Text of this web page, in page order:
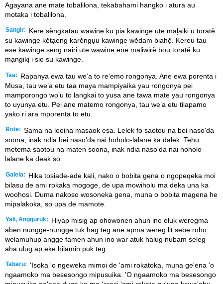
Agayana ane mate tobalilona, tekabahami hangko i atura au
motaka i tobalilona.
Sangir:
Kere sěngkatau wawine kụ piạ kawinge ute mạl᷊aikị u toratẹ̌
su kawinge kětạeng karěngụu kawinge wědam biahẹ̌. Kereu tau
esẹ kawinge seng nairị ute wawine ene mal᷊iwirẹ̌ bọu toratẹ̌ kụ
mạngikị i sie su kawinge.
Taa:
Rapanya ewa tau we’a to re’emo rongonya. Ane ewa porenta i
Musa, tau we’a etu taa maya mampiyaika yau rongonya pei
mamporongo wo’u to langkai to yusa ane tawa mate yau rongonya
to uyunya etu. Pei ane matemo rongonya, tau we’a etu tilapamo
yako ri ara mporenta to etu.
Rote: Sama na leoina masaok esa. Lelek fo saotou na bei naso'da
soona, inak ndia bei naso'da nai hoholo-lalane ka dalek. Tehu
metema saotou na maten soona, inak ndia naso'da nai hoholo-
lalane ka deak so.
Galela:
Hika tosiade-ade kali, nako o bobita gena o ngopeqeka moi
bilasu de ami rokaka mogoge, de upa mowiholu ma deka una ka
woohosi. Duma nakoso wosoneka gena, muna o bobita magena he
mipalakoka, so upa de mamote.
Yali, Angguruk:
Hiyap misig ap ohowonen ahun ino oluk weregma
aben nungge-nungge tuk hag teg ane apma wereg lit sebe roho
welamuhup angge famen ahun ino war atuk halug nubam seleg
aha ulug ap eke hilamin puk teg.
Tabaru: 'Isoka 'o ngeweka mimoi de 'ami rokatoka, muna ge'ena 'o
ngaamoko ma besesongo mipusuika. 'O ngaamoko ma besesongo